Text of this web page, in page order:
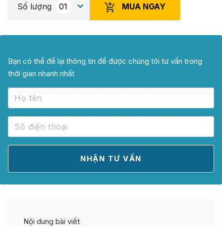
Số lượng MUA NGAY
Bạn có thể để lại thông tin để được chúng tôi tư vấn trong
thời gian nhanh nhất
Nội dung bài viết